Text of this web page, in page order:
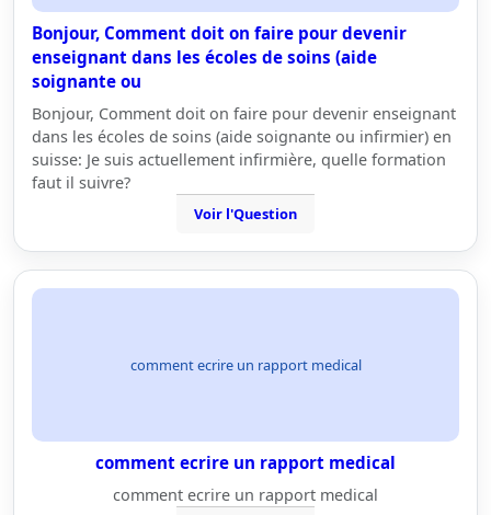
Bonjour, Comment doit on faire pour devenir
enseignant dans les écoles de soins (aide
soignante ou
Bonjour, Comment doit on faire pour devenir enseignant
dans les écoles de soins (aide soignante ou infirmier) en
suisse: Je suis actuellement infirmière, quelle formation
faut il suivre?
Voir l'Question
comment ecrire un rapport medical
comment ecrire un rapport medical
comment ecrire un rapport medical